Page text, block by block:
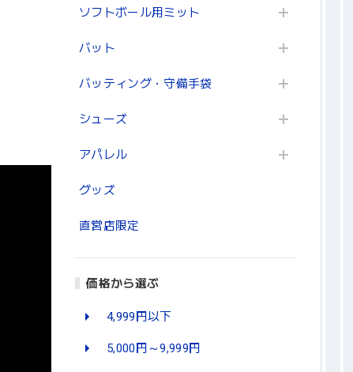
ソフトボール用ミット
バット
バッティング・守備手袋
シューズ
アパレル
グッズ
直営店限定
価格から選ぶ
4,999円以下
5,000円～9,999円